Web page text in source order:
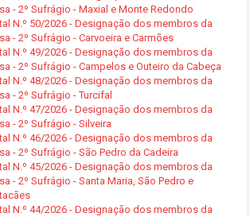
- 2º Sufrágio - Maxial e Monte Redondo
N.º 50/2026 - Designação dos membros da
- 2º Sufrágio - Carvoeira e Carmões
N.º 49/2026 - Designação dos membros da
- 2º Sufrágio - Campelos e Outeiro da Cabeça
N.º 48/2026 - Designação dos membros da
- 2º Sufrágio - Turcifal
N.º 47/2026 - Designação dos membros da
- 2º Sufrágio - Silveira
N.º 46/2026 - Designação dos membros da
- 2º Sufrágio - São Pedro da Cadeira
N.º 45/2026 - Designação dos membros da
- 2º Sufrágio - Santa Maria, São Pedro e
N.º 44/2026 - Designação dos membros da